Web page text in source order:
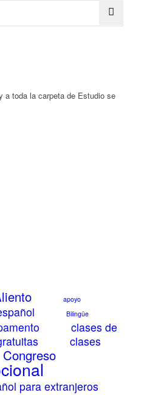
a toda la carpeta de Estudio se
apoyo
Bilingüe
clases de
clases
Congreso
para extranjeros